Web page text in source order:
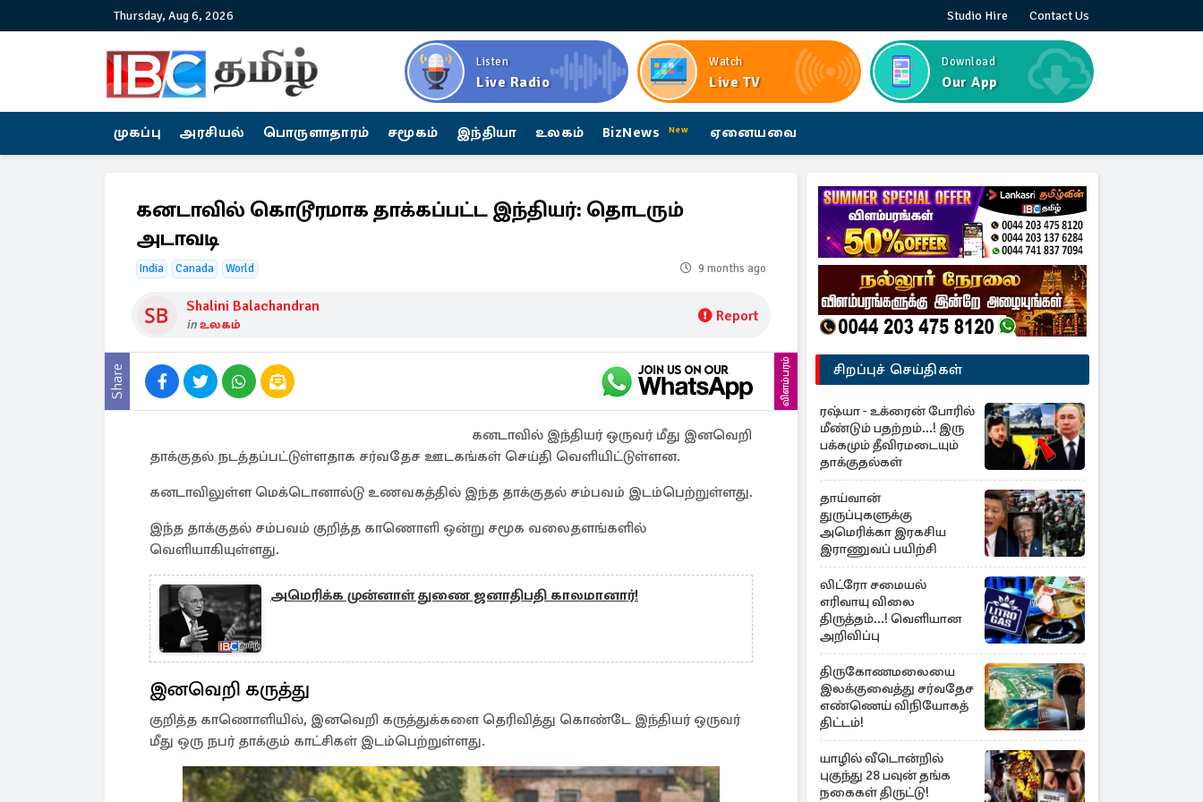
Thursday, Aug 6, 2026 Studio Hire Contact Us
Listen
Live Radio
Watch
Live TV
Download
Our App
முகப்பு அரசியல் பொருளாதாரம் சமூகம் இந்தியா உலகம் BizNews New ஏனையவை
கனடாவில் கொடூரமாக தாக்கப்பட்ட இந்தியர்: தொடரும்
அடாவடி
India Canada World 9 months ago
Shalini Balachandran
inஉலகம் Report
Share விளம்பரம்
கனடாவில் இந்தியர் ஒருவர் மீது இனவெறி
தாக்குதல் நடத்தப்பட்டுள்ளதாக சர்வதேச ஊடகங்கள் செய்தி வெளியிட்டுள்ளன.
கனடாவிலுள்ள மெக்டொனால்டு உணவகத்தில் இந்த தாக்குதல் சம்பவம் இடம்பெற்றுள்ளது.
இந்த தாக்குதல் சம்பவம் குறித்த காணொளி ஒன்று சமூக வலைதளங்களில்
வெளியாகியுள்ளது.
அமெரிக்க முன்னாள் துணை ஜனாதிபதி காலமானார்!
இனவெறி கருத்து
குறித்த காணொளியில், இனவெறி கருத்துக்களை தெரிவித்து கொண்டே இந்தியர் ஒருவர்
மீது ஒரு நபர் தாக்கும் காட்சிகள் இடம்பெற்றுள்ளது.
சிறப்புச் செய்திகள்
ரஷ்யா - உக்ரைன் போரில்
மீண்டும் பதற்றம்...! இரு
பக்கமும் தீவிரமடையும்
தாக்குதல்கள்
தாய்வான்
துருப்புகளுக்கு
அமெரிக்கா இரகசிய
இராணுவப் பயிற்சி
லிட்ரோ சமையல்
எரிவாயு விலை
திருத்தம்...! வெளியான
அறிவிப்பு
திருகோணமலையை
இலக்குவைத்து சர்வதேச
எண்ணெய் விநியோகத்
திட்டம்!
யாழில் வீடொன்றில்
புகுந்து 28 பவுன் தங்க
நகைகள் திருட்டு!